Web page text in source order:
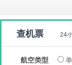
查机票 24
航空类型